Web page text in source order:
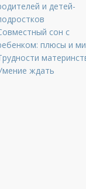
и детей-
сон с
плюсы и
ждать